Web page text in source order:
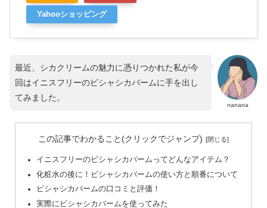
Yahooショッピング
nanana
最近、シカクリームの魅力に憑りつかれた私が今
回はイニスフリーのビシャシカバームに手を出し
てみました。
この記事でわかること(クリックでジャンプ)
イニスフリーのビシャシカバームってどんなアイテム？
化粧水の後に！ビシャシカバームの使い方と順番について
ビシャシカバームの口コミと評価！
実際にビシャシカバームを使ってみた